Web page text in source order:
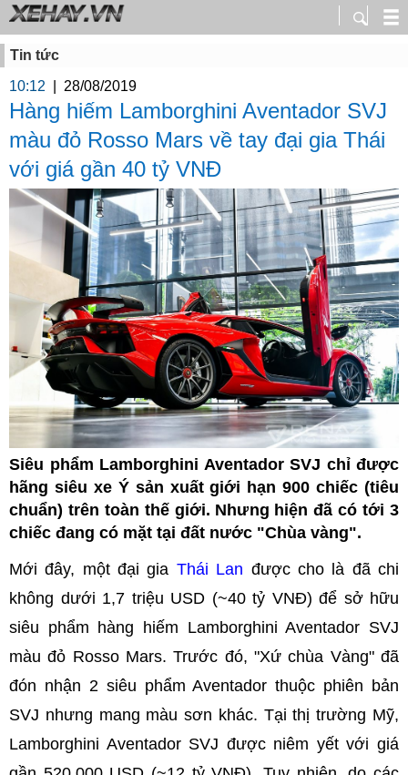
Tin tức
10:12
28/08/2019
Hàng hiếm Lamborghini Aventador SVJ
màu đỏ Rosso Mars về tay đại gia Thái
với giá gần 40 tỷ VNĐ
Siêu phẩm Lamborghini Aventador SVJ chỉ được
hãng siêu xe Ý sản xuất giới hạn 900 chiếc (tiêu
chuẩn) trên toàn thế giới. Nhưng hiện đã có tới 3
chiếc đang có mặt tại đất nước "Chùa vàng".
Mới đây, một đại gia Thái Lan được cho là đã chi
không dưới 1,7 triệu USD (~40 tỷ VNĐ) để sở hữu
siêu phẩm hàng hiếm Lamborghini Aventador SVJ
màu đỏ Rosso Mars. Trước đó, "Xứ chùa Vàng" đã
đón nhận 2 siêu phẩm Aventador thuộc phiên bản
SVJ nhưng mang màu sơn khác. Tại thị trường Mỹ,
Lamborghini Aventador SVJ được niêm yết với giá